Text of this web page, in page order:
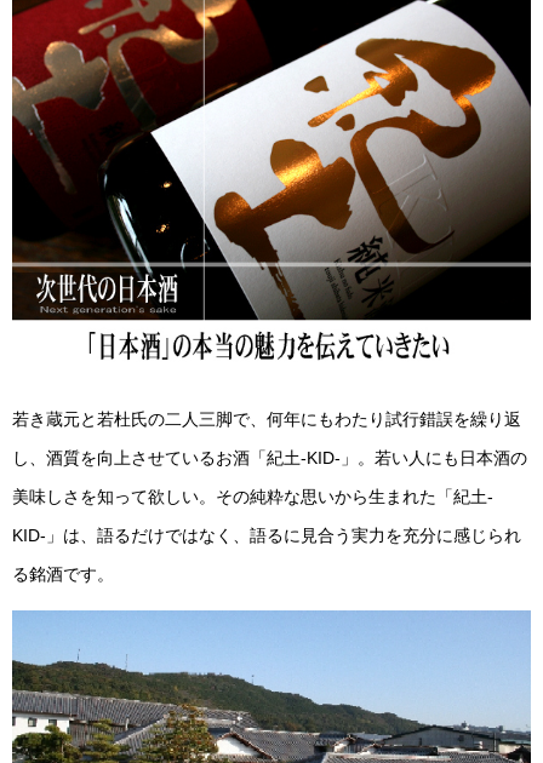
若き蔵元と若杜氏の二人三脚で、何年にもわたり試行錯誤を繰り返
し、酒質を向上させているお酒「紀土-KID-」。若い人にも日本酒の
美味しさを知って欲しい。その純粋な思いから生まれた「紀土-
KID-」は、語るだけではなく、語るに見合う実力を充分に感じられ
る銘酒です。